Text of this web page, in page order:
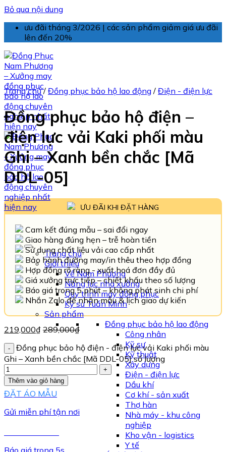
Bỏ qua nội dung
ưu đãi tháng 3/2026 | các sản phẩm giảm giá ưu đãi
lên đến 20%
Trang chủ
Giới thiệu
Về Nam Phương
Năng lực nhà xưởng
Quy trình may đồng phục
Kỹ sư Tuấn Minh
Sản phẩm
Đồng phục bảo hộ lao động
Công nhân
Kỹ sư
Kỹ thuật
Xây dựng
Điện - điện lực
Dầu khí
Cơ khí - sản xuất
Thợ hàn
Nhà máy - khu công
nghiệp
Kho vận - logistics
Y tế
Trang chủ / Đồng phục bảo hộ lao động / Điện - điện lực
Đồng phục bảo hộ điện –
điện lực vải Kaki phối màu
Ghi – Xanh bền chắc [Mã
DDL-05]
ƯU ĐÃI KHI ĐẶT HÀNG
Cam kết đúng mẫu – sai đổi ngay
Giao hàng đúng hẹn – trễ hoàn tiền
Sử dụng chất liệu vải cao cấp nhất
Bảo hành đường may/in thêu theo hợp đồng
Hợp đồng rõ ràng - xuất hoá đơn đầy đủ
Giá xưởng trực tiếp – chiết khấu theo số lượng
Báo giá trong 5 phút – không phát sinh chi phí
Nhắn Zalo để nhận mẫu & lịch giao dự kiến
219,000₫ 289,000₫
Đồng phục bảo hộ điện - điện lực vải Kaki phối màu
Ghi – Xanh bền chắc [Mã DDL-05] số lượng
Thêm vào giỏ hàng
ĐẶT ÁO MẪU
Gửi miễn phí tận nơi
Báo giá trong 5s